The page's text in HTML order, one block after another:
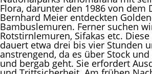
Flora, darunter den 1986 von dem
Bernhard Meier entdeckten
Bambuslemuren. Ferner suchen
Rotstirnlemuren, Sifakas etc.
dauert etwa drei bis vier Stunden
anstrengend, da es über Stock
und bergab geht. Sie erfordert